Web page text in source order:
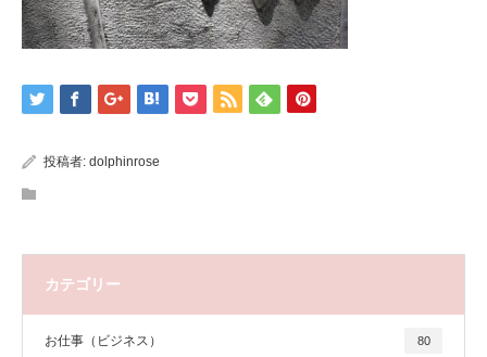
投稿者: dolphinrose
カテゴリー
お仕事（ビジネス） 80